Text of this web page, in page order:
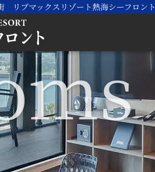
リブマックスリゾート熱海シーフロント